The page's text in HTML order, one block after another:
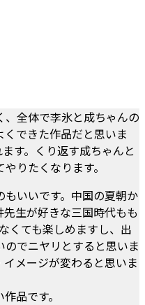
全体で李氷と成ちゃんの
できた作品だと思いま
す。くり返す成ちゃんと
りたくなります。
いいです。中国の夏朝か
生が好きな三国時代もも
くても楽しめますし、出
でニヤリとすると思いま
メージが変わると思いま
品です。